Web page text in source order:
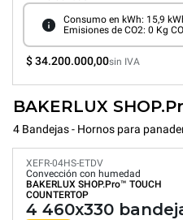
Consumo en kWh: 15,9
Emisiones de CO2: 0 Kg
$ 34.200.000,00sin IVA
BAKERLUX
4 Bandejas - Hornos para
XEFR-04HS-ETDV
Convección con humedad
BAKERLUX SHOP.Pro™ TOUCH
COUNTERTOP
4 460x330